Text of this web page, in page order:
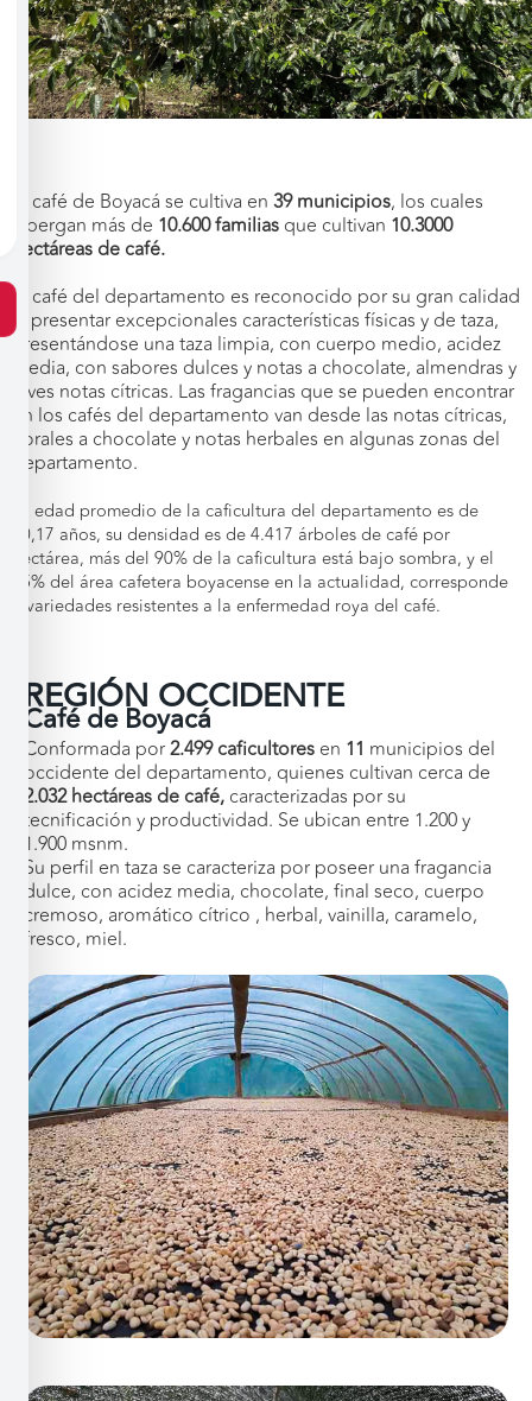
El café de Boyacá se cultiva en 39 municipios, los cuales
albergan más de 10.600 familias que cultivan 10.3000
hectáreas de café.
El café del departamento es reconocido por su gran calidad
al presentar excepcionales características físicas y de taza,
presentándose una taza limpia, con cuerpo medio, acidez
media, con sabores dulces y notas a chocolate, almendras y
leves notas cítricas. Las fragancias que se pueden encontrar
en los cafés del departamento van desde las notas cítricas,
florales a chocolate y notas herbales en algunas zonas del
departamento.
La edad promedio de la caficultura del departamento es de
10,17 años, su densidad es de 4.417 árboles de café por
hectárea, más del 90% de la caficultura está bajo sombra, y el
75% del área cafetera boyacense en la actualidad, corresponde
a variedades resistentes a la enfermedad roya del café.
REGIÓN OCCIDENTE
Café de Boyacá
Conformada por2.499 caficultores en 11 municipios del
occidente del departamento, quienes cultivan cerca de
2.032 hectáreas de café, caracterizadas por su
tecnificación y productividad. Se ubican entre 1.200 y
1.900 msnm.
Su perfil en taza se caracteriza por poseer una fragancia
dulce, con acidez media, chocolate, final seco, cuerpo
cremoso, aromático cítrico , herbal, vainilla, caramelo,
fresco, miel.